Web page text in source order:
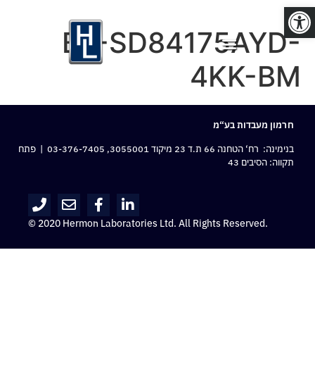
פתח סרגל נגישות
BJ-SD84175AYD-
4KK-BM
חרמון מעבדות בע“מ
בנימינה: רח‘ הטחנה 66 ת.ד 23 מיקוד 3055001,
03-376-7405 | פתח
תקווה: הסיבים 43
© 2020 Hermon Laboratories Ltd. All Rights Reserved.